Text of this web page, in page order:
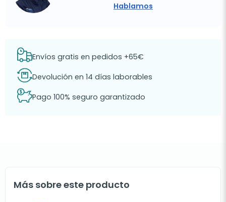
Hablamos
Envíos gratis en pedidos +65€
Devolución en 14 días laborables
Pago 100% seguro garantizado
Más sobre este producto